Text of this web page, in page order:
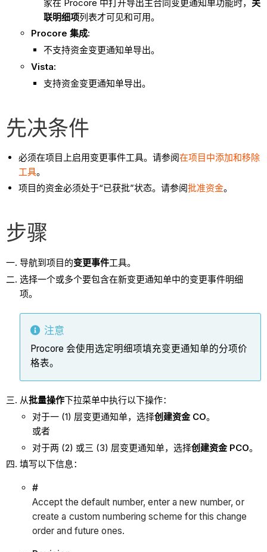
家在 Procore 中打开导出主合同变更通知单功能时， 关
联明细项列表才可见和可用。
Procore 集成:
不支持资金变更通知单导出。
Vista:
支持资金变更通知单导出。
先决条件
必须在项目上启用变更事件工具。请参阅在项目中添加和移除
工具。
项目的资金必须处于“已获批”状态。请参阅批准资金。
步骤
导航到项目的变更事件工具。
选择一个或多个要包含在新变更通知单中的变更事件明细
项。
注意
Procore 会使用选定明细项填充变更通知单的分项价
格表。
从批量操作下拉菜单中执行以下操作：
对于一 (1) 层变更通知单，选择创建资金 CO。
或者
对于两 (2) 或三 (3) 层变更通知单，选择创建资金 PCO。
填写以下信息：
#
Accept the default number, enter a new number, or
create a custom numbering scheme for this change
order and future ones.